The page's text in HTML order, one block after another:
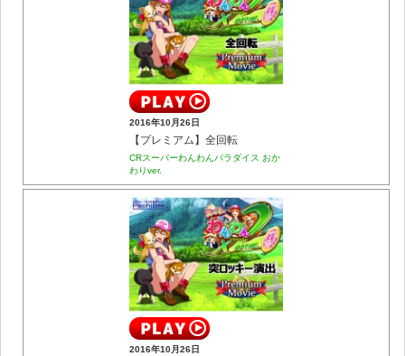
2016年10月26日
【プレミアム】全回転
CRスーパーわんわんパラダイス おか
わりver.
2016年10月26日